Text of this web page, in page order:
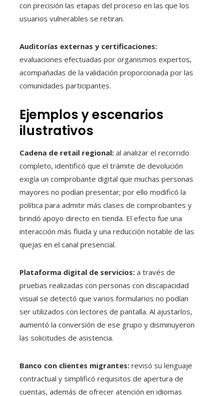
con precisión las etapas del proceso en las que los
usuarios vulnerables se retiran.
Auditorías externas y certificaciones:
evaluaciones efectuadas por organismos expertos,
acompañadas de la validación proporcionada por las
comunidades participantes.
Ejemplos y escenarios
ilustrativos
Cadena de retail regional: al analizar el recorrido
completo, identificó que el trámite de devolución
exigía un comprobante digital que muchas personas
mayores no podían presentar; por ello modificó la
política para admitir más clases de comprobantes y
brindó apoyo directo en tienda. El efecto fue una
interacción más fluida y una reducción notable de las
quejas en el canal presencial.
Plataforma digital de servicios: a través de
pruebas realizadas con personas con discapacidad
visual se detectó que varios formularios no podían
ser utilizados con lectores de pantalla. Al ajustarlos,
aumentó la conversión de ese grupo y disminuyeron
las solicitudes de asistencia.
Banco con clientes migrantes: revisó su lenguaje
contractual y simplificó requisitos de apertura de
cuentas, además de ofrecer atención en idiomas